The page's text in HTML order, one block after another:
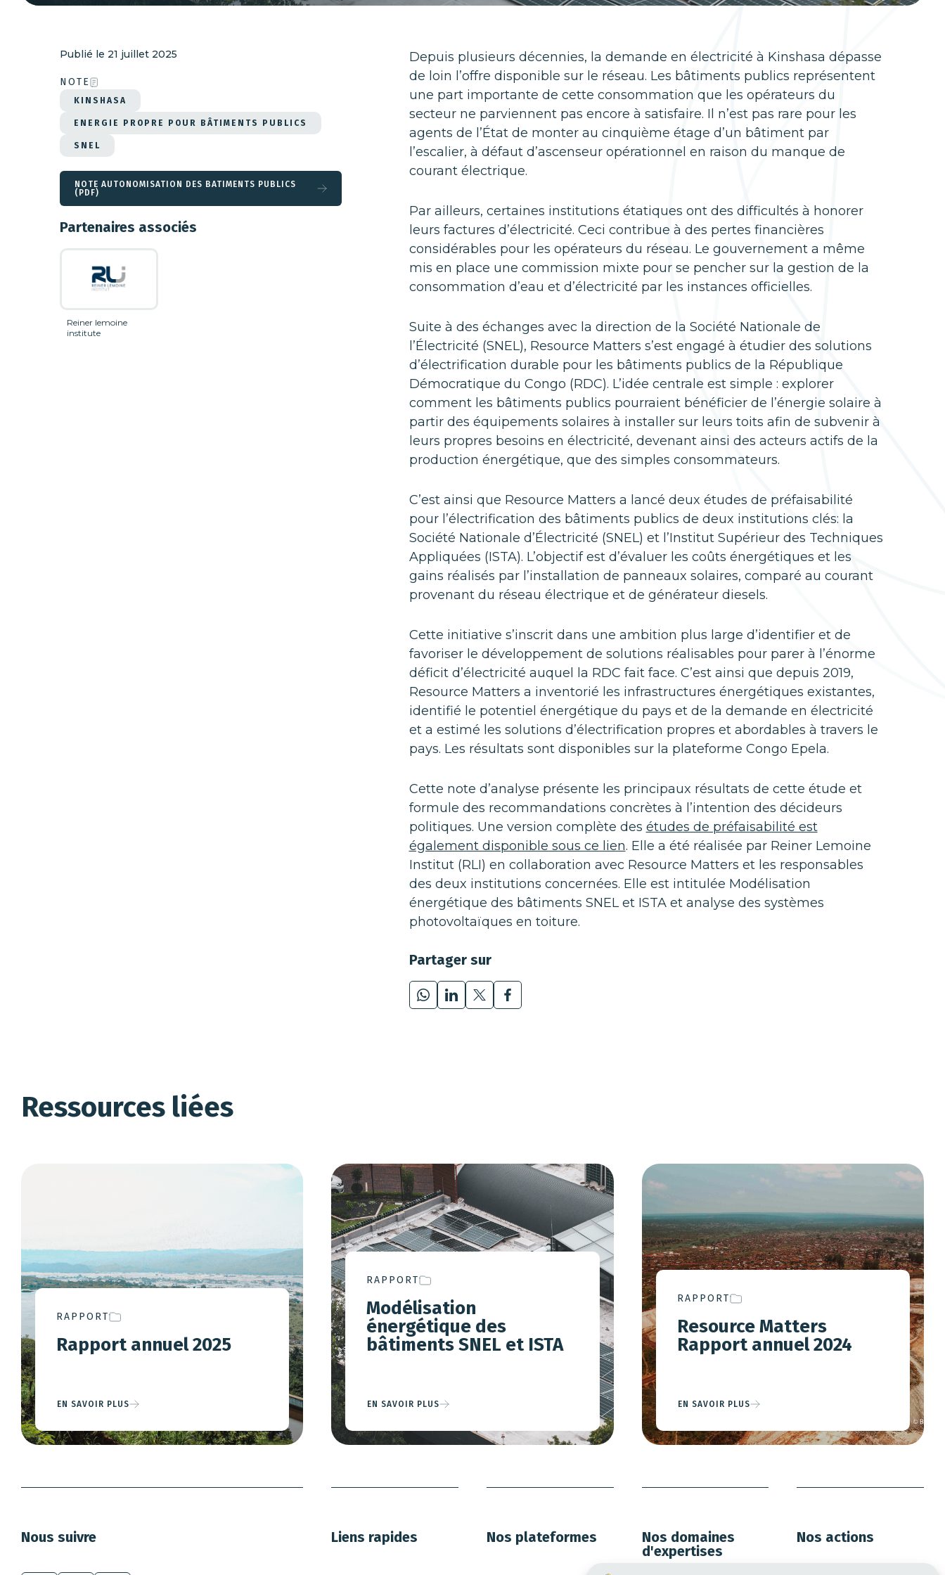
Publié le 21 juillet 2025
NOTE
KINSHASA
ENERGIE PROPRE POUR BÂTIMENTS PUBLICS
SNEL
NOTE AUTONOMISATION DES BATIMENTS PUBLICS
(PDF)
Partenaires associés
Reiner lemoine
institute
Depuis plusieurs décennies, la demande en électricité à Kinshasa dépasse
de loin l’offre disponible sur le réseau. Les bâtiments publics représentent
une part importante de cette consommation que les opérateurs du
secteur ne parviennent pas encore à satisfaire. Il n’est pas rare pour les
agents de l’État de monter au cinquième étage d’un bâtiment par
l’escalier, à défaut d’ascenseur opérationnel en raison du manque de
courant électrique.
Par ailleurs, certaines institutions étatiques ont des difficultés à honorer
leurs factures d’électricité. Ceci contribue à des pertes financières
considérables pour les opérateurs du réseau. Le gouvernement a même
mis en place une commission mixte pour se pencher sur la gestion de la
consommation d’eau et d’électricité par les instances officielles.
Suite à des échanges avec la direction de la Société Nationale de
l’Électricité (SNEL), Resource Matters s’est engagé à étudier des solutions
d’électrification durable pour les bâtiments publics de la République
Démocratique du Congo (RDC). L’idée centrale est simple : explorer
comment les bâtiments publics pourraient bénéficier de l’énergie solaire à
partir des équipements solaires à installer sur leurs toits afin de subvenir à
leurs propres besoins en électricité, devenant ainsi des acteurs actifs de la
production énergétique, que des simples consommateurs.
C’est ainsi que Resource Matters a lancé deux études de préfaisabilité
pour l’électrification des bâtiments publics de deux institutions clés: la
Société Nationale d’Électricité (SNEL) et l’Institut Supérieur des Techniques
Appliquées (ISTA). L’objectif est d’évaluer les coûts énergétiques et les
gains réalisés par l’installation de panneaux solaires, comparé au courant
provenant du réseau électrique et de générateur diesels.
Cette initiative s’inscrit dans une ambition plus large d’identifier et de
favoriser le développement de solutions réalisables pour parer à l’énorme
déficit d’électricité auquel la RDC fait face. C’est ainsi que depuis 2019,
Resource Matters a inventorié les infrastructures énergétiques existantes,
identifié le potentiel énergétique du pays et de la demande en électricité
et a estimé les solutions d’électrification propres et abordables à travers le
pays. Les résultats sont disponibles sur la plateforme Congo Epela.
Cette note d’analyse présente les principaux résultats de cette étude et
formule des recommandations concrètes à l’intention des décideurs
politiques. Une version complète des études de préfaisabilité est
également disponible sous ce lien. Elle a été réalisée par Reiner Lemoine
Institut (RLI) en collaboration avec Resource Matters et les responsables
des deux institutions concernées. Elle est intitulée Modélisation
énergétique des bâtiments SNEL et ISTA et analyse des systèmes
photovoltaïques en toiture.
Partager sur
WhatsAppLinkedIn
X Facebook
Ressources liées
RAPPORT
Rapport annuel 2025
EN SAVOIR PLUS
RAPPORT
Modélisation
énergétique des
bâtiments SNEL et ISTA
EN SAVOIR PLUS
RAPPORT
Resource Matters
Rapport annuel 2024
EN SAVOIR PLUS
Nous suivre Liens rapides Nos plateformes
Nos domaines
d'expertises
Nos actions